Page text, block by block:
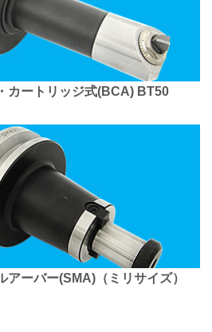
カートリッジ式(BCA) BT50
ーバー(SMA)（ミリサイズ）